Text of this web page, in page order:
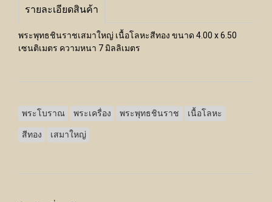
รายละเอียดสินค้า
พระพุทธชินราชเสมาใหญ่ เนื้อโลหะสีทอง ขนาด 4.00 x 6.50
เซนติเมตร ความหนา 7 มิลลิเมตร
พระโบราณ พระเครื่อง พระพุทธชินราช เนื้อโลหะ
สีทอง เสมาใหญ่